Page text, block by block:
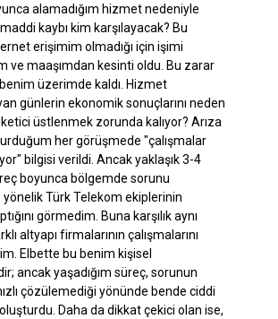
alamadığım hizmet nedeniyle
kaybı kim karşılayacak? Bu
erişimim olmadığı için işimi
ve maaşımdan kesinti oldu. Bu zarar
üzerimde kaldı. Hizmet
günlerin ekonomik sonuçlarını neden
üstlenmek zorunda kalıyor? Arıza
her görüşmede "çalışmalar
bilgisi verildi. Ancak yaklaşık 3-4
boyunca bölgemde sorunu
Türk Telekom ekiplerinin
görmedim. Buna karşılık aynı
altyapı firmalarının çalışmalarını
Elbette bu benim kişisel
ancak yaşadığım süreç, sorunun
çözülemediği yönünde bende ciddi
Daha da dikkat çekici olan ise,